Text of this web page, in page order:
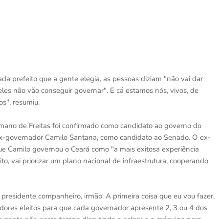
prefeito que a gente elegia, as pessoas diziam "não vai dar
não vão conseguir governar". E cá estamos nós, vivos, de
resumiu.
de Freitas foi confirmado como candidato ao governo do
Camilo Santana, como candidato ao Senado. O ex-
Camilo governou o Ceará como "a mais exitosa experiência
vai priorizar um plano nacional de infraestrutura, cooperando
companheiro, irmão. A primeira coisa que eu vou fazer,
eleitos para que cada governador apresente 2, 3 ou 4 dos